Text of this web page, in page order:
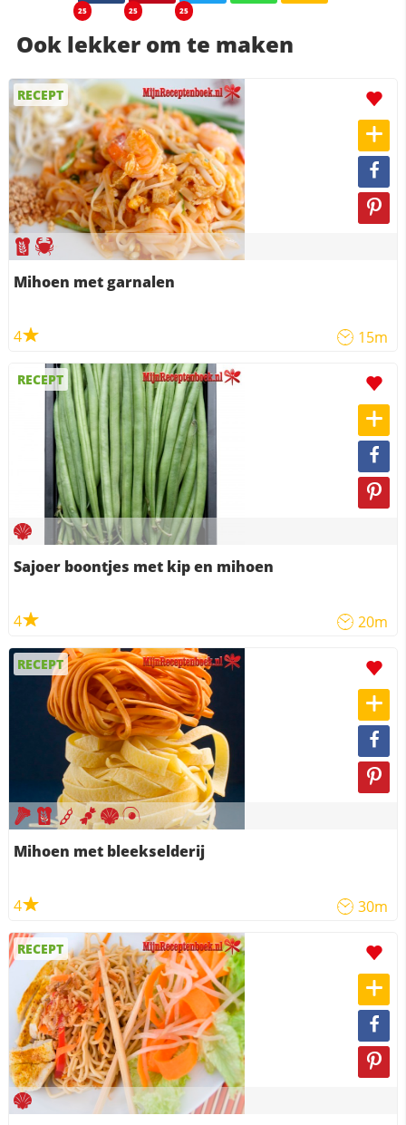
25 25 25
Ook lekker om te maken
RECEPT
Mihoen met garnalen
4 15m
RECEPT
Sajoer boontjes met kip en mihoen
4 20m
RECEPT
Mihoen met bleekselderij
4 30m
RECEPT